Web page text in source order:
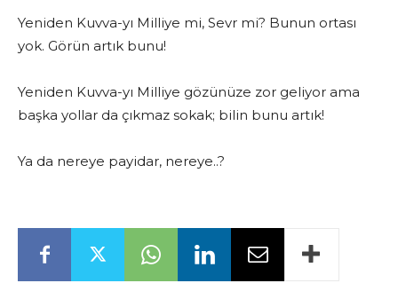
Yeniden Kuvva-yı Milliye mi, Sevr mi? Bunun ortası
yok. Görün artık bunu!
Yeniden Kuvva-yı Milliye gözünüze zor geliyor ama
başka yollar da çıkmaz sokak; bilin bunu artık!
Ya da nereye payidar, nereye..?